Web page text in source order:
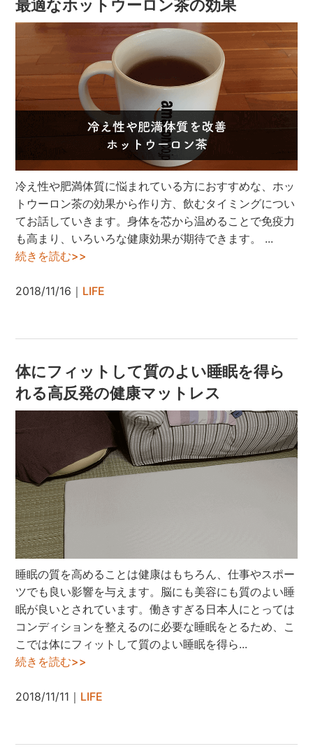
最適なホットウーロン茶の効果
冷え性や肥満体質に悩まれている方におすすめな、ホッ
トウーロン茶の効果から作り方、飲むタイミングについ
てお話していきます。身体を芯から温めることで免疫力
も高まり、いろいろな健康効果が期待できます。 ...
続きを読む>>
2018/11/16｜ LIFE
体にフィットして質のよい睡眠を得ら
れる高反発の健康マットレス
睡眠の質を高めることは健康はもちろん、仕事やスポー
ツでも良い影響を与えます。脳にも美容にも質のよい睡
眠が良いとされています。働きすぎる日本人にとっては
コンディションを整えるのに必要な睡眠をとるため、こ
こでは体にフィットして質のよい睡眠を得ら...
続きを読む>>
2018/11/11｜ LIFE